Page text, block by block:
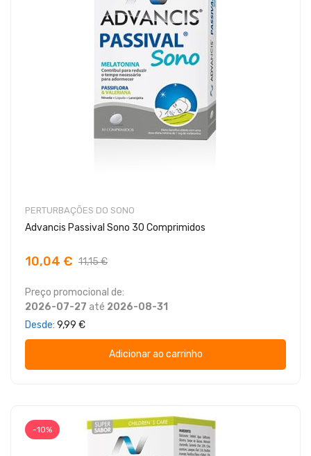
PERTURBAÇÕES DO SONO
Advancis Passival Sono 30 Comprimidos
10,04 € 11,15 €
Preço promocional de:
2026-07-27 até 2026-08-31
Desde 9,99 €
Adicionar ao carrinho
-10%